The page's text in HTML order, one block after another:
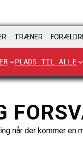
TRÆNER
PLADS TIL ALLE
når der kommer en